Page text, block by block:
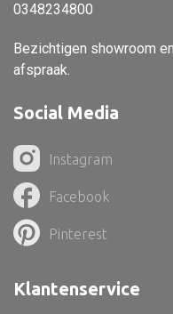
Kandelaar
Object
Pilaar
Pot
Dienblad
Mand
Roomdevider
0348234800
Bezichtigen showroom
afspraak.
Social Media
Instagram
Facebook
Pinterest
Klantenservice